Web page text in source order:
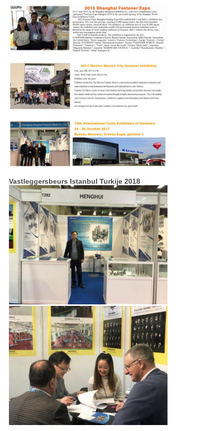
Vastleggersbeurs Istanbul Turkije 2018